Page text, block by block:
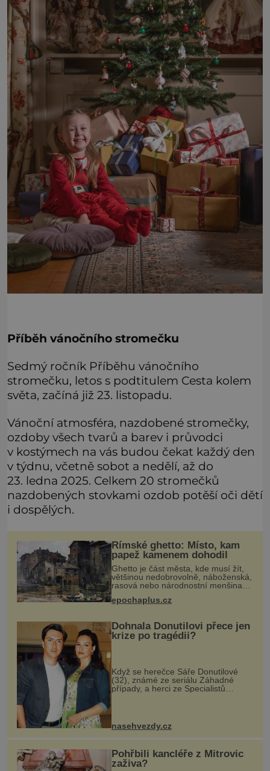
Příběh vánočního stromečku
Sedmý ročník Příběhu vánočního
stromečku, letos s podtitulem Cesta kolem
světa, začíná již 23. listopadu.
Vánoční atmosféra, nazdobené stromečky,
ozdoby všech tvarů a barev i průvodci
v kostýmech na vás budou čekat každý den
v týdnu, včetně sobot a nedělí, až do
23. ledna 2025. Celkem 20 stromečků
nazdobených stovkami ozdob potěší oči dětí
i dospělých.
Římské ghetto: Místo, kam
papež kamenem dohodil
Ghetto je část města, kde musí žít,
většinou nedobrovolně, náboženská,
rasová nebo národnostní menšina
obyvatel. Bohaté historické
zkušenosti mají s takovým životem
epochaplus.cz
Dohnala Donutilovi přece jen
krize po tragédii?
Když se herečce Sáře Donutilové
(32), známé ze seriálu Záhadné
případy, a herci ze Specialistů
nasehvezdy.cz
Pohřbili kancléře z Mitrovic
zaživa?